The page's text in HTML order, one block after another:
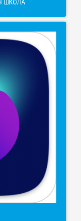
ШКОЛА